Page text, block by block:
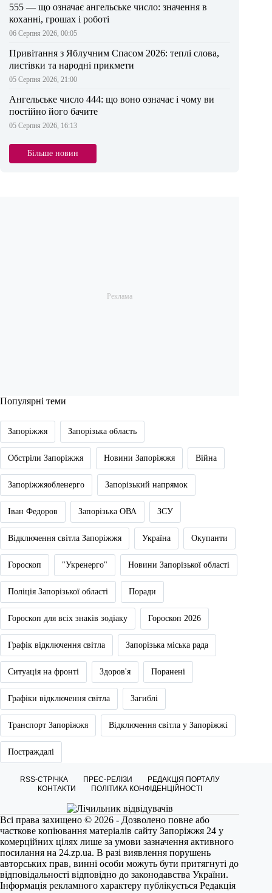
555 — що означає ангельське число: значення в
коханні, грошах і роботі
06 Серпня 2026, 00:05
Привітання з Яблучним Спасом 2026: теплі слова,
листівки та народні прикмети
05 Серпня 2026, 21:00
Ангельське число 444: що воно означає і чому ви
постійно його бачите
05 Серпня 2026, 16:13
Більше новин
Популярні теми
Запоріжжя Запорізька область
Обстріли Запоріжжя Новини Запоріжжя Війна
Запоріжжяобленерго Запорізький напрямок
Іван Федоров Запорізька ОВА ЗСУ
Відключення світла Запоріжжя Україна Окупанти
Гороскоп "Укренерго" Новини Запорізької області
Поліція Запорізької області Поради
Гороскоп для всіх знаків зодіаку Гороскоп 2026
Графік відключення світла Запорізька міська рада
Ситуація на фронті Здоров'я Поранені
Графіки відключення світла Загиблі
Транспорт Запоріжжя Відключення світла у Запоріжжі
Постраждалі
RSS-СТРІЧКА ПРЕС-РЕЛІЗИ
РЕДАКЦІЯ ПОРТАЛУ
КОНТАКТИ
ПОЛІТИКА КОНФІДЕНЦІЙНОСТІ
Всі права захищено © 2026 - Дозволено повне або
часткове копіювання матеріалів сайту Запоріжжя 24 у
комерційних цілях лише за умови зазначення активного
посилання на 24.zp.ua. В разі виявлення порушень
авторських прав, винні особи можуть бути притягнуті до
відповідальності відповідно до законодавства України.
Інформація рекламного характеру публікується Редакція